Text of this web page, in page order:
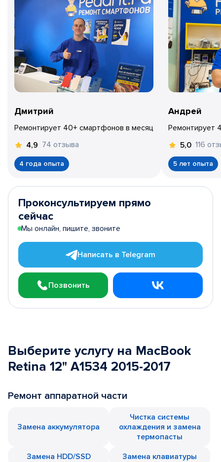
Дмитрий
Ремонтирует 40+ смартфонов в месяц
4,9 74 отзыва
4 года опыта
Андрей
Ремонтирует
5,0 116
5 лет опыта
Проконсультируем прямо
сейчас
Мы онлайн, пишите, звоните
Написать в Telegram
Позвонить
Выберите услугу на MacBook
Retina 12" A1534 2015-2017
Ремонт аппаратной части
Замена аккумулятора
Чистка системы
охлаждения и замена
термопасты
Замена HDD/SSD
Замена клавиатуры